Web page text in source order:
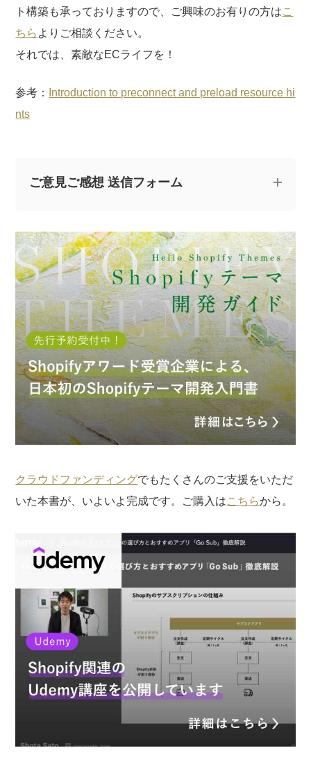
ト構築も承っておりますので、ご興味のお有りの方はこ
ちら よりご相談ください。
それでは、素敵なECライフを！
参考：
Introduction to preconnect and preload resource hi
nts
ご意見ご感想 送信フォーム
にお寄せください。
※なお、ご質問については回答できない場合と、当ブログ
の記事にて個人情報を伏せたうえで回答させていただく
場合がございます。あらかじめご了承ください。
クラウドファンディングでもたくさんのご支援をいただ
いた本書が、いよいよ完成です。ご購入はこちらから。